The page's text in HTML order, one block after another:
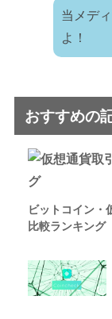
当メデ
よ！
おすすめの
ビットコイン・
比較ランキング